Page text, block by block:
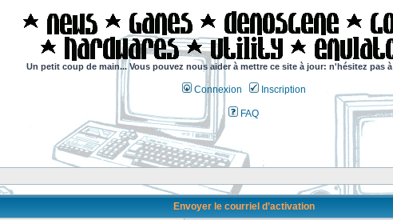
Un petit coup de main... Vous pouvez nous aider à mettre ce site à jour: n'hésitez pas à
Connexion Inscription
FAQ
Envoyer le courriel d’activation